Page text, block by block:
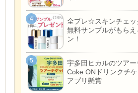
全プレ☆スキンチェッ
無料サンプルがもら
ン！
宇多田ヒカルのツア
Coke ONドリンクチ
アプリ懸賞